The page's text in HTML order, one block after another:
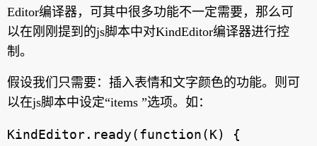
Editor编译器，可其中很多功能不一定需要，那么可
以在刚刚提到的js脚本中对KindEditor编译器进行控
制。
假设我们只需要：插入表情和文字颜色的功能。则可
以在js脚本中设定“items ”选项。如：
KindEditor.ready(function(K) {